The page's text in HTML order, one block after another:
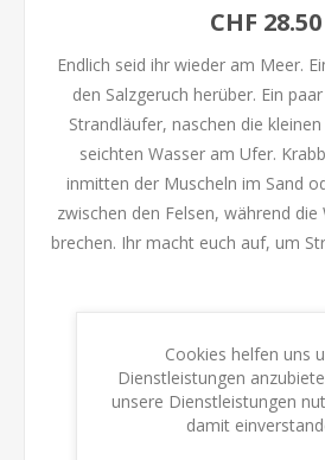
CHF 28.50
Endlich seid ihr wieder am Meer.
den Salzgeruch herüber. Ein
Strandläufer, naschen die
seichten Wasser am Ufer.
inmitten der Muscheln im Sand
zwischen den Felsen, während die
brechen. Ihr macht euch auf, um
GTIN:
Verfügbarkeit: Auf
Cookies helfen uns
Dienstleistungen
unsere Dienstleistungen
damit